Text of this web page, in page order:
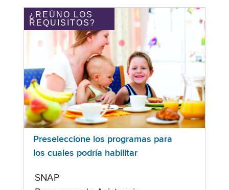
¿REÚNO LOS
REQUISITOS?
Preseleccione los programas para
los cuales podría habilitar
SNAP